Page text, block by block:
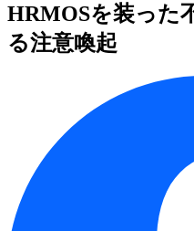
HRMOSを装った
る注意喚起